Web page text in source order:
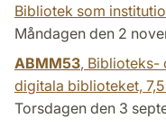
Bibliotek som
Måndagen den 2
ABMM53, Biblioteks-
digitala biblioteket,
Torsdagen den 3